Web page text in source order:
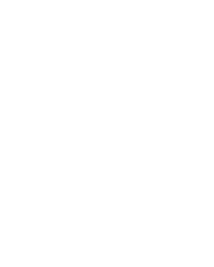
50 km lang,
zum Genießen,